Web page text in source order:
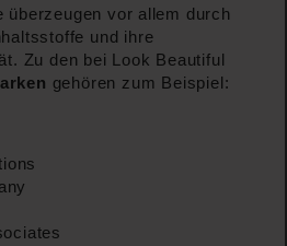
überzeugen vor allem durch
und ihre
Zu den bei Look Beautiful
gehören zum Beispiel: